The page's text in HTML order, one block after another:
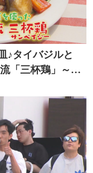
♪タイバジルと
「三杯鶏」～開